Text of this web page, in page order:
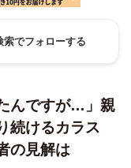
でフォローする
んですが…」親
続けるカラス
の見解は